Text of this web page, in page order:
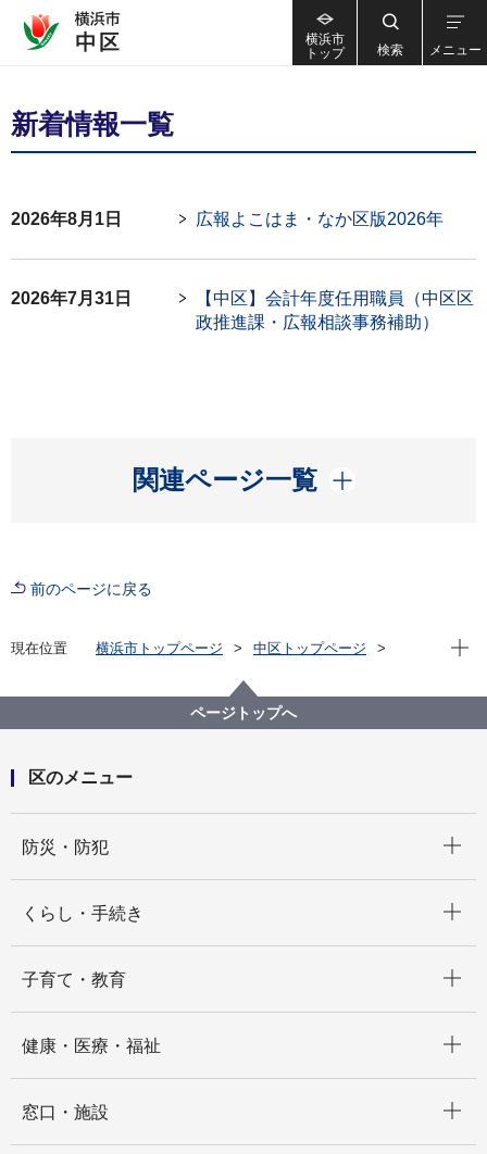
横浜市
トップ
検索 メニュー
新着情報一覧
2026年8月1日 広報よこはま・なか区版2026年
2026年7月31日
【中区】会計年度任用職員（中区区
政推進課・広報相談事務補助）
関連ページ一覧
開く
前のページに戻る
現在位置 横浜市トップページ
中区トップページ
現在
ページトップへ
区のメニュー
防災・防犯
くらし・手続き
子育て・教育
健康・医療・福祉
窓口・施設